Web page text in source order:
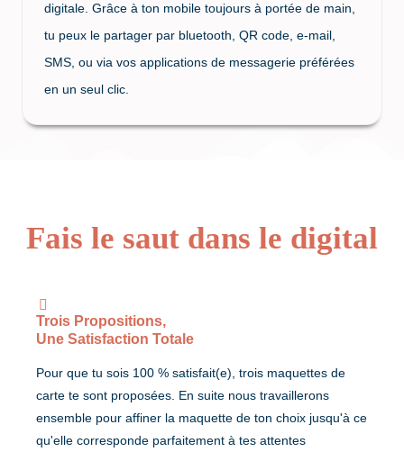
digitale. Grâce à ton mobile toujours à portée de main,
tu peux le partager par bluetooth, QR code, e-mail,
SMS, ou via vos applications de messagerie préférées
en un seul clic.
Fais le saut dans le digital
Trois Propositions,
Une Satisfaction Totale
Pour que tu sois 100 % satisfait(e), trois maquettes de
carte te sont proposées. En suite nous travaillerons
ensemble pour affiner la maquette de ton choix jusqu'à ce
qu'elle corresponde parfaitement à tes attentes